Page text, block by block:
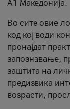
А1 Македонија.
Во сите овие
код кој води
пронајдат
запознавање,
заштита на
предизвика
возрасти,